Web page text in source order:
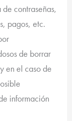
contraseñas,
pagos, etc.
de borrar
en el caso de
información